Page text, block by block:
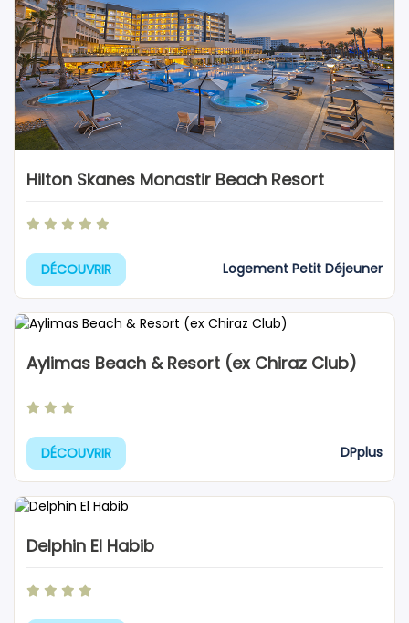
Hilton Skanes Monastir Beach Resort
DÉCOUVRIR Logement Petit Déjeuner
Aylimas Beach & Resort (ex Chiraz Club)
DÉCOUVRIR DPplus
Delphin El Habib